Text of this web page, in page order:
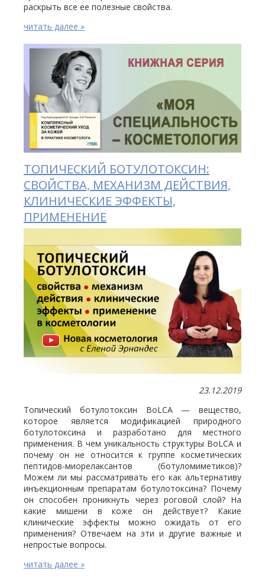
раскрыть все ее полезные свойства.
читать далее »
ТОПИЧЕСКИЙ БОТУЛОТОКСИН:
СВОЙСТВА, МЕХАНИЗМ ДЕЙСТВИЯ,
КЛИНИЧЕСКИЕ ЭФФЕКТЫ,
ПРИМЕНЕНИЕ
23.12.2019
Топический ботулотоксин BoLCA — вещество,
которое является модификацией природного
ботулотоксина и разработано для местного
применения. В чем уникальность структуры BoLCA и
почему он не относится к группе косметических
пептидов-миорелаксантов (ботуломиметиков)?
Можем ли мы рассматривать его как альтернативу
инъекционным препаратам ботулотоксина? Почему
он способен проникнуть через роговой слой? На
какие мишени в коже он действует? Какие
клинические эффекты можно ожидать от его
применения? Отвечаем на эти и другие важные и
непростые вопросы.
читать далее »